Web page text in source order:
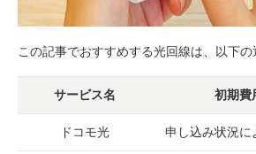
この記事でおすすめする光回線は、以下の
サービス名 初期費
ドコモ光 申し込み状況に